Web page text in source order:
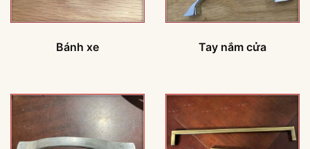
Bánh xe Tay nắm cửa